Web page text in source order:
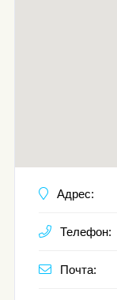
Адрес:
Телефон:
Почта: